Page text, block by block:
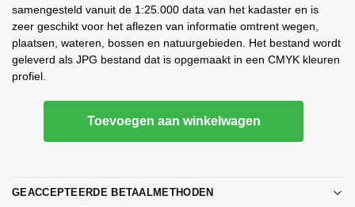
samengesteld vanuit de 1:25.000 data van het kadaster en is
zeer geschikt voor het aflezen van informatie omtrent wegen,
plaatsen, wateren, bossen en natuurgebieden. Het bestand wordt
geleverd als JPG bestand dat is opgemaakt in een CMYK kleuren
profiel.
Toevoegen aan winkelwagen
GEACCEPTEERDE BETAALMETHODEN